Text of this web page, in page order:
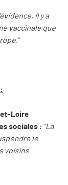
il y a
vaccinale que
"
Loire
sociales : "La
le
voisins